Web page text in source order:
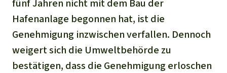
fünf Jahren nicht mit dem Bau der
Hafenanlage begonnen hat, ist die
Genehmigung inzwischen verfallen. Dennoch
weigert sich die Umweltbehörde zu
bestätigen, dass die Genehmigung erloschen